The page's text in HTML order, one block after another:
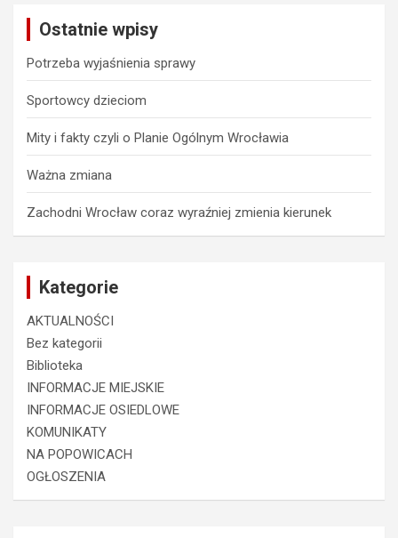
Ostatnie wpisy
Potrzeba wyjaśnienia sprawy
Sportowcy dzieciom
Mity i fakty czyli o Planie Ogólnym Wrocławia
Ważna zmiana
Zachodni Wrocław coraz wyraźniej zmienia kierunek
Kategorie
AKTUALNOŚCI
Bez kategorii
Biblioteka
INFORMACJE MIEJSKIE
INFORMACJE OSIEDLOWE
KOMUNIKATY
NA POPOWICACH
OGŁOSZENIA